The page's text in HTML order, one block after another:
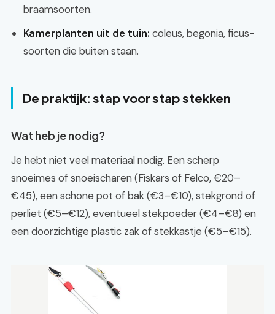
braamsoorten.
Kamerplanten uit de tuin: coleus, begonia, ficus-
soorten die buiten staan.
De praktijk: stap voor stap stekken
Wat heb je nodig?
Je hebt niet veel materiaal nodig. Een scherp
snoeimes of snoeischaren (Fiskars of Felco, €20–
€45), een schone pot of bak (€3–€10), stekgrond of
perliet (€5–€12), eventueel stekpoeder (€4–€8) en
een doorzichtige plastic zak of stekkastje (€5–€15).